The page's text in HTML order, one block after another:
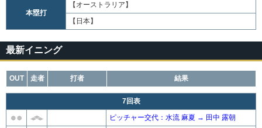
本塁打
【オーストラリア】
【日本】
最新イニング
OUT 走者 打者 結果
7回表
ピッチャー交代：水流 麻夏 → 田中 露朝